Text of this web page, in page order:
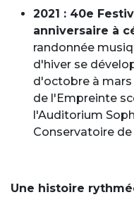
2021 : 40e
anniversaire à
randonnée
d'hiver se
d'octobre à mars
de l'Empreinte
l'Auditorium
Conservatoire de
Une histoire